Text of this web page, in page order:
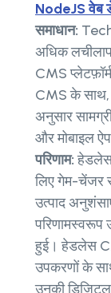
NodeJS वेब
समाधान:
अधिक
CMS
CMS के साथ,
अनुसार
और मोबाइल
परिणाम:हेडलेस
लिए गेम-चेंजर
उत्पाद
परिणामस्वरूप
हुई। हेडलेस
उपकरणों के
उनकी